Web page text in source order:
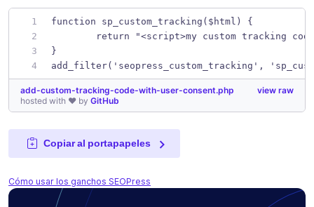
function sp_custom_tracking($html) {
return "<script>my custom tracking
}
add_filter('seopress_custom_tracking',
view raw
add-custom-tracking-code-with-user-consent.php
hosted with ❤ by GitHub
Copiar al portapapeles
Cómo usar los ganchos SEOPress